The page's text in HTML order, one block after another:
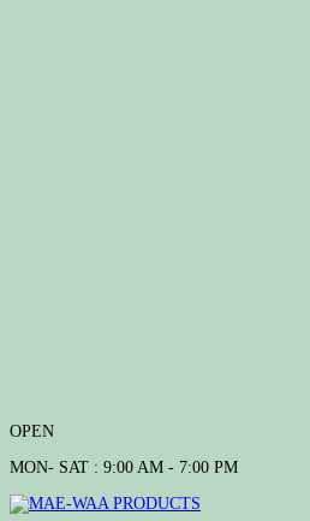
OPEN
MON- SAT : 9:00 AM - 7:00 PM